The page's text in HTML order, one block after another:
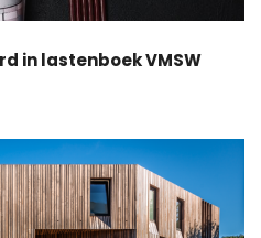
in lastenboek VMSW